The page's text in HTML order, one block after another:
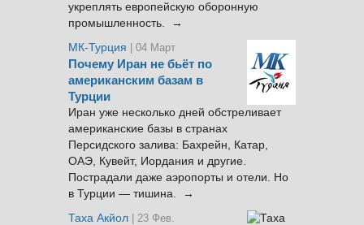
укреплять европейскую оборонную
промышленность. →
МК-Турция
| 04 Март
Почему Иран не бьёт по
американским базам в
Турции
Иран уже несколько дней обстреливает
американские базы в странах
Персидского залива: Бахрейн, Катар,
ОАЭ, Кувейт, Иордания и другие.
Пострадали даже аэропорты и отели. Но
в Турции — тишина. →
Таха Акйол | 23 Фев.